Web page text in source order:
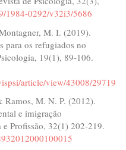
1984-0292/v32i3/5686
M. I. (2019).
para os refugiados no
19(1), 89-106.
article/view/43008/29719
M. N. P. (2012).
e imigração
Profissão, 32(1) 202-219.